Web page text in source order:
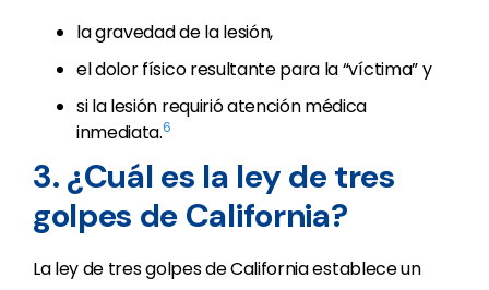
la gravedad de la lesión,
el dolor físico resultante para la “víctima” y
si la lesión requirió atención médica
inmediata.6
3. ¿Cuál es la ley de tres
golpes de California?
La ley de tres golpes de California establece un